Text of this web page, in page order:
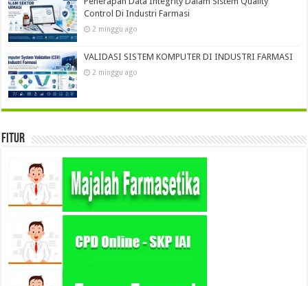
Control Di Industri Farmasi
2 minggu ago
VALIDASI SISTEM KOMPUTER DI INDUSTRI FARMASI
2 minggu ago
Fitur